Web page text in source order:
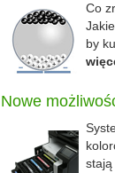
Co
by
Nowe
stają